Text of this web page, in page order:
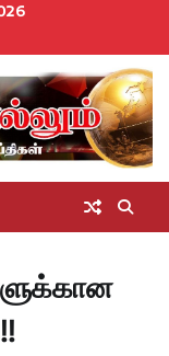
சினிமாUncategorized